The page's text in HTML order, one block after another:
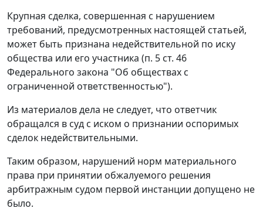
Крупная сделка, совершенная с нарушением
требований, предусмотренных настоящей статьей,
может быть признана недействительной по иску
общества или его участника (п. 5 ст. 46
Федерального закона "Об обществах с
ограниченной ответственностью").
Из материалов дела не следует, что ответчик
обращался в суд с иском о признании оспоримых
сделок недействительными.
Таким образом, нарушений норм материального
права при принятии обжалуемого решения
арбитражным судом первой инстанции допущено не
было.